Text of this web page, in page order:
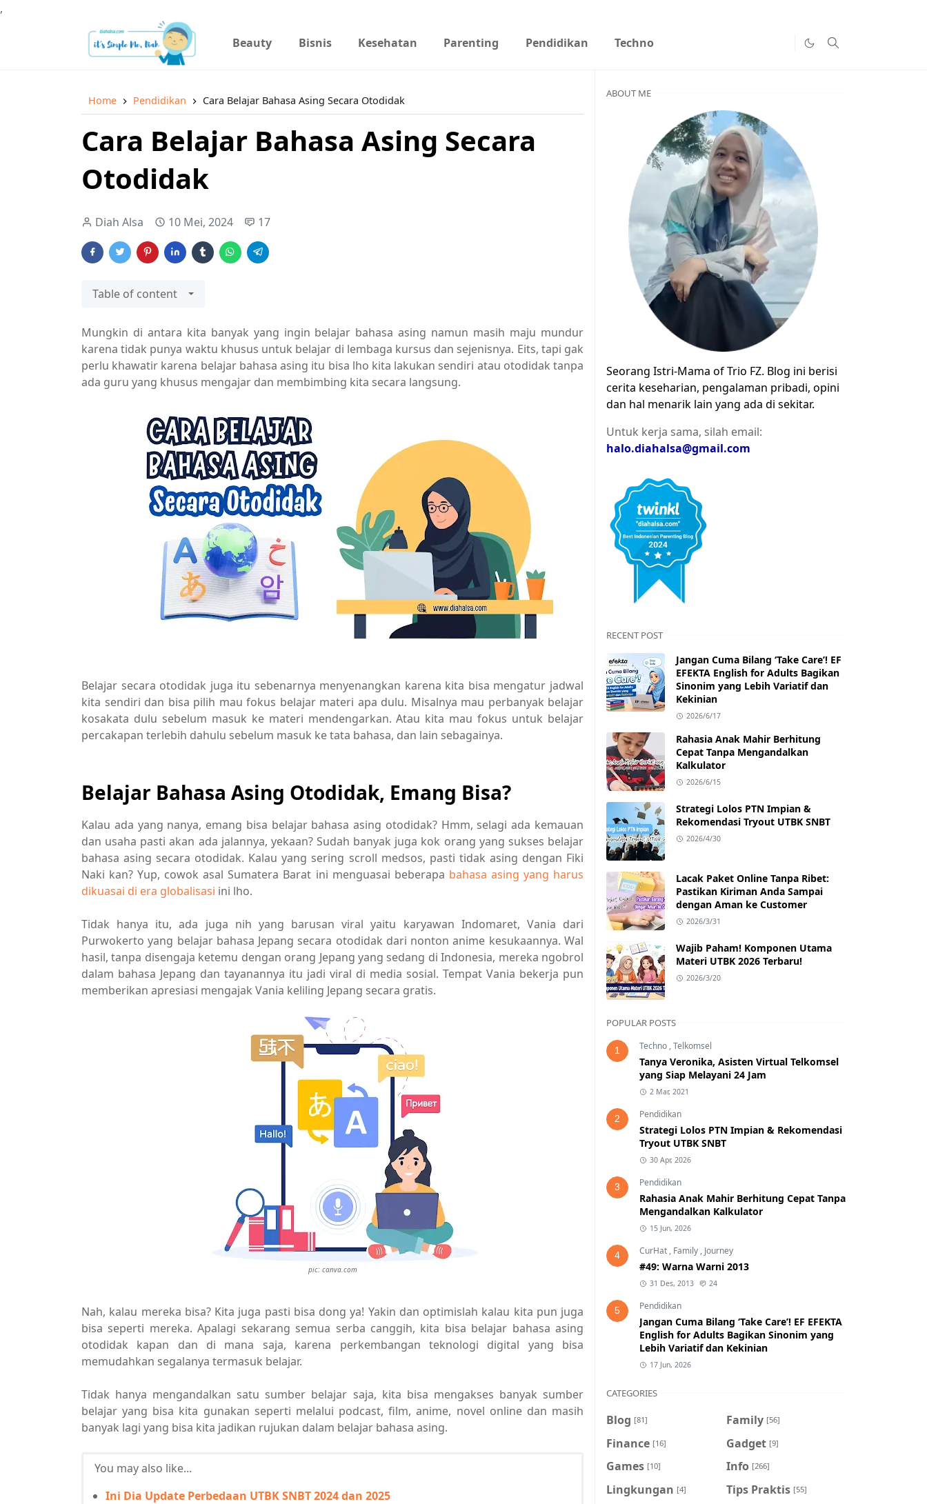
,
Beauty Bisnis Kesehatan Parenting Pendidikan Techno
Home Pendidikan Cara Belajar Bahasa Asing Secara Otodidak
Cara Belajar Bahasa Asing Secara
Otodidak
Diah Alsa 10 Mei, 2024 17
Table of content
Mungkin di antara kita banyak yang ingin belajar bahasa asing namun masih maju mundur
karena tidak punya waktu khusus untuk belajar di lembaga kursus dan sejenisnya. Eits, tapi gak
perlu khawatir karena belajar bahasa asing itu bisa lho kita lakukan sendiri atau otodidak tanpa
ada guru yang khusus mengajar dan membimbing kita secara langsung.
Belajar secara otodidak juga itu sebenarnya menyenangkan karena kita bisa mengatur jadwal
kita sendiri dan bisa pilih mau fokus belajar materi apa dulu. Misalnya mau perbanyak belajar
kosakata dulu sebelum masuk ke materi mendengarkan. Atau kita mau fokus untuk belajar
percakapan terlebih dahulu sebelum masuk ke tata bahasa, dan lain sebagainya.
Belajar Bahasa Asing Otodidak, Emang Bisa?
Kalau ada yang nanya, emang bisa belajar bahasa asing otodidak? Hmm, selagi ada kemauan
dan usaha pasti akan ada jalannya, yekaan? Sudah banyak juga kok orang yang sukses belajar
bahasa asing secara otodidak. Kalau yang sering scroll medsos, pasti tidak asing dengan Fiki
Naki kan? Yup, cowok asal Sumatera Barat ini menguasai beberapa bahasa asing yang harus
dikuasai di era globalisasi ini lho.
Tidak hanya itu, ada juga nih yang barusan viral yaitu karyawan Indomaret, Vania dari
Purwokerto yang belajar bahasa Jepang secara otodidak dari nonton anime kesukaannya. Wal
hasil, tanpa disengaja ketemu dengan orang Jepang yang sedang di Indonesia, mereka ngobrol
dalam bahasa Jepang dan tayanannya itu jadi viral di media sosial. Tempat Vania bekerja pun
memberikan apresiasi mengajak Vania keliling Jepang secara gratis.
pic: canva.com
Nah, kalau mereka bisa? Kita juga pasti bisa dong ya! Yakin dan optimislah kalau kita pun juga
bisa seperti mereka. Apalagi sekarang semua serba canggih, kita bisa belajar bahasa asing
otodidak kapan dan di mana saja, karena perkembangan teknologi digital yang bisa
memudahkan segalanya termasuk belajar.
Tidak hanya mengandalkan satu sumber belajar saja, kita bisa mengakses banyak sumber
belajar yang bisa kita gunakan seperti melalui podcast, film, anime, novel online dan masih
banyak lagi yang bisa kita jadikan rujukan dalam belajar bahasa asing.
You may also like...
Ini Dia Update Perbedaan UTBK SNBT 2024 dan 2025
ABOUT ME
Seorang Istri-Mama of Trio FZ. Blog ini berisi
cerita keseharian, pengalaman pribadi, opini
dan hal menarik lain yang ada di sekitar.
Untuk kerja sama, silah email:
halo.diahalsa@gmail.com
RECENT POST
Jangan Cuma Bilang ‘Take Care’! EF
EFEKTA English for Adults Bagikan
Sinonim yang Lebih Variatif dan
Kekinian
2026/6/17
Rahasia Anak Mahir Berhitung
Cepat Tanpa Mengandalkan
Kalkulator
2026/6/15
Strategi Lolos PTN Impian &
Rekomendasi Tryout UTBK SNBT
2026/4/30
Lacak Paket Online Tanpa Ribet:
Pastikan Kiriman Anda Sampai
dengan Aman ke Customer
2026/3/31
Wajib Paham! Komponen Utama
Materi UTBK 2026 Terbaru!
2026/3/20
POPULAR POSTS
1 Techno ,Telkomsel
Tanya Veronika, Asisten Virtual Telkomsel
yang Siap Melayani 24 Jam
2 Mar, 2021
2 Pendidikan
Strategi Lolos PTN Impian & Rekomendasi
Tryout UTBK SNBT
30 Apr, 2026
3 Pendidikan
Rahasia Anak Mahir Berhitung Cepat Tanpa
Mengandalkan Kalkulator
15 Jun, 2026
4 CurHat , Family , Journey
#49: Warna Warni 2013
31 Des, 2013 24
5 Pendidikan
Jangan Cuma Bilang ‘Take Care’! EF EFEKTA
English for Adults Bagikan Sinonim yang
Lebih Variatif dan Kekinian
17 Jun, 2026
CATEGORIES
Blog [81] Family [56]
Finance [16] Gadget [9]
Games [10] Info [266]
Lingkungan [4] Tips Praktis [55]